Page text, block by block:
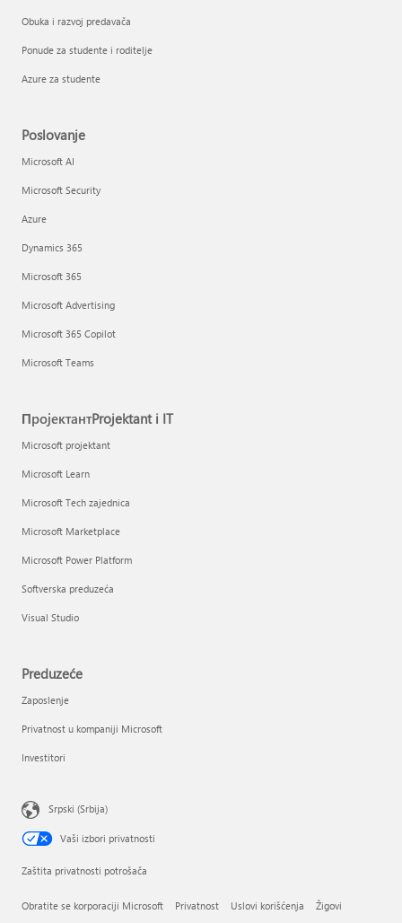
Obuka i razvoj predavača
Ponude za studente i roditelje
Azure za studente
Poslovanje
Microsoft AI
Microsoft Security
Azure
Dynamics 365
Microsoft 365
Microsoft Advertising
Microsoft 365 Copilot
Microsoft Teams
ПројектантProjektant i IT
Microsoft projektant
Microsoft Learn
Microsoft Tech zajednica
Microsoft Marketplace
Microsoft Power Platform
Softverska preduzeća
Visual Studio
Preduzeće
Zaposlenje
Privatnost u kompaniji Microsoft
Investitori
Srpski (Srbija)
Vaši izbori privatnosti
Zaštita privatnosti potrošača
Obratite se korporaciji Microsoft Privatnost Uslovi korišćenja Žigovi